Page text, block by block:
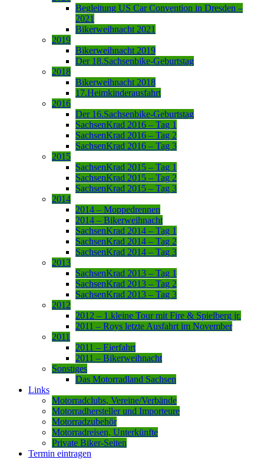
Begleitung US Car Convention in Dresden –
2021
Bikerweihnacht 2021
2019
Bikerweihnacht 2019
Der 18.Sachsenbike-Geburtstag
2018
Bikerweihnacht 2018
17.Heimkinderausfahrt
2016
Der 16.Sachsenbike-Geburtstag
SachsenKrad 2016 – Tag 1
SachsenKrad 2016 – Tag 2
SachsenKrad 2016 – Tag 3
2015
SachsenKrad 2015 – Tag 1
SachsenKrad 2015 – Tag 2
SachsenKrad 2015 – Tag 3
2014
2014 – Moppedrennen
2014 – Bikerweihnacht
SachsenKrad 2014 – Tag 1
SachsenKrad 2014 – Tag 2
SachsenKrad 2014 – Tag 3
2013
SachsenKrad 2013 – Tag 1
SachsenKrad 2013 – Tag 2
SachsenKrad 2013 – Tag 3
2012
2012 – 1.kleine Tour mit Fire & Spielberg jr.
2011 – Roys letzte Ausfahrt im November
2011
2011 – Eierfahrt
2011 – Bikerweihnacht
Sonstiges
Das Motorradland Sachsen
Links
Motorradclubs, Vereine/Verbände
Motorradhersteller und Importeure
Motorradzubehör
Motorradreisen, Unterkünfte
Private Biker-Seiten
Termin eintragen